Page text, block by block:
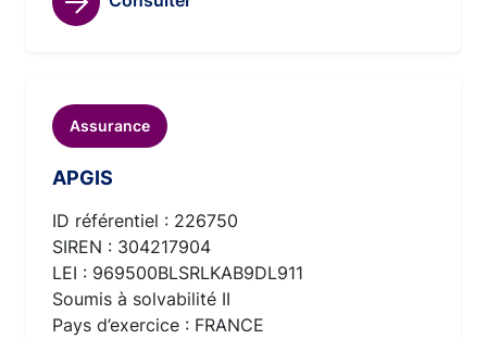
Assurance
APGIS
ID référentiel : 226750
SIREN : 304217904
LEI : 969500BLSRLKAB9DL911
Soumis à solvabilité II
Pays d’exercice : FRANCE